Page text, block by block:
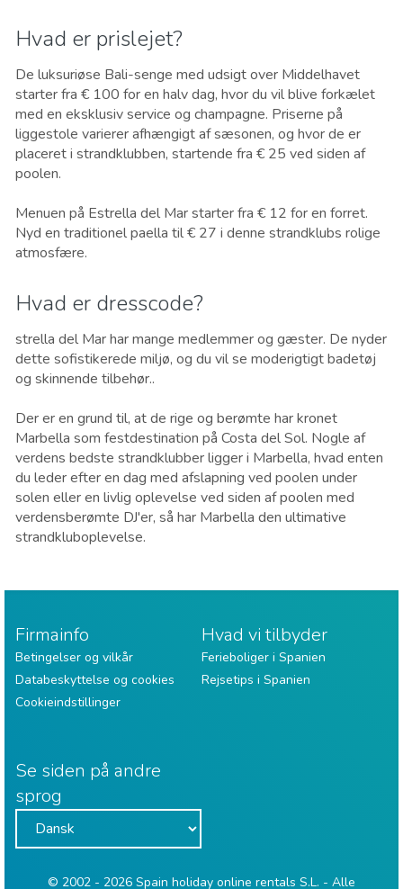
Hvad er prislejet?
De luksuriøse Bali-senge med udsigt over Middelhavet
starter fra € 100 for en halv dag, hvor du vil blive forkælet
med en eksklusiv service og champagne. Priserne på
liggestole varierer afhængigt af sæsonen, og hvor de er
placeret i strandklubben, startende fra € 25 ved siden af ​​
poolen.
Menuen på Estrella del Mar starter fra € 12 for en forret.
Nyd en traditionel paella til € 27 i denne strandklubs rolige
atmosfære.
Hvad er dresscode?
strella del Mar har mange medlemmer og gæster. De nyder
dette sofistikerede miljø, og du vil se moderigtigt badetøj
og skinnende tilbehør..
Der er en grund til, at de rige og berømte har kronet
Marbella som festdestination på Costa del Sol. Nogle af
verdens bedste strandklubber ligger i Marbella, hvad enten
du leder efter en dag med afslapning ved poolen under
solen eller en livlig oplevelse ved siden af poolen med
verdensberømte DJ'er, så har Marbella den ultimative
strandkluboplevelse.
Firmainfo
Betingelser og vilkår
Databeskyttelse og cookies
Cookieindstillinger
Hvad vi tilbyder
Ferieboliger i Spanien
Rejsetips i Spanien
Se siden på andre
sprog
© 2002 - 2026 Spain holiday online rentals S.L. - Alle